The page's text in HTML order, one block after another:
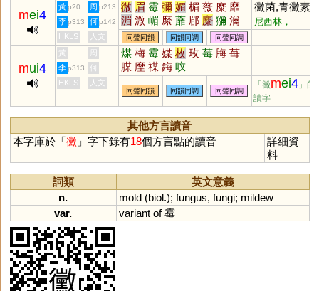
mei4
黃 p20 周 p213 微 眉 霉 彌 媚 楣 薇 糜 靡
湄 溦 嵋 縻 蘼 郿 麋 獼 濔
瀰 爢 霺 癓 覹 瞴 蘪 瓕 瑂
徾 麊 攗 穈 醾 攠 冞 堳
黴菌,青黴素
尼西林，
李 p313 何 p142
HKLS 人文 同聲同韻 同韻同調 同聲同調
mui4
黃 周 煤 梅 霉 媒 枚 玫 莓 脢 苺
腜 塺 禖 鋂 呅
李 p313
何
HKLS
人文
同聲同韻 同韻同調 同聲同調
「黴mei4 」的
讀字
其他方言讀音
本字庫於「黴 」字下錄有18個方言點的讀音
詳細資
料
詞類
英文意義
n.
mold(biol.); fungus, fungi; mildew
var.
variant of霉